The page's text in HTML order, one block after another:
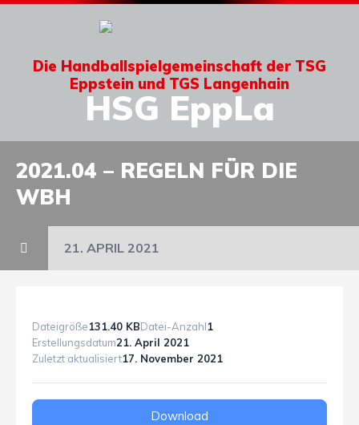
Die Handballspielgemeinschaft der TSG
Eppstein und TGS Langenhain
HSG EppLa
2021.04 – REGELN FÜR DIE
WBH
21. APRIL 2021
Dateigröße131.40 KBDatei-Anzahl1
Erstellungsdatum21. April 2021
Zuletzt aktualisiert17. November 2021
Download